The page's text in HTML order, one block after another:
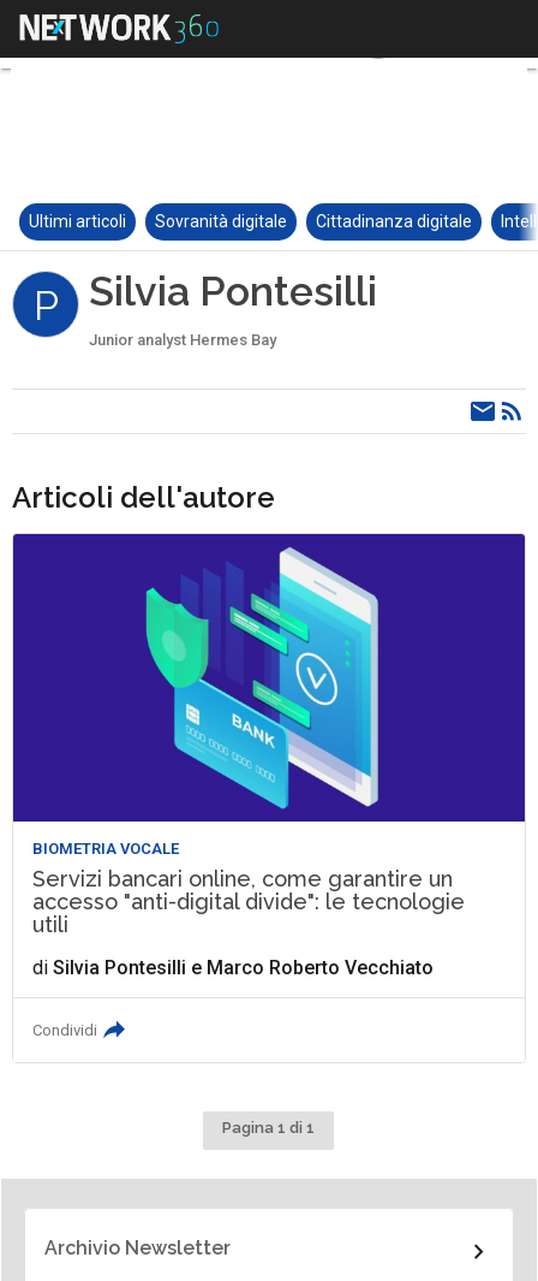
Ultimi articoli Sovranità digitale Cittadinanza digitale
P Silvia Pontesilli
Junior analyst Hermes Bay
Articoli dell'autore
BIOMETRIA VOCALE
Servizi bancari online, come garantire un
accesso "anti-digital divide": le tecnologie
utili
diSilvia Pontesilli e Marco Roberto Vecchiato
Condividi
Pagina 1 di 1
Archivio Newsletter